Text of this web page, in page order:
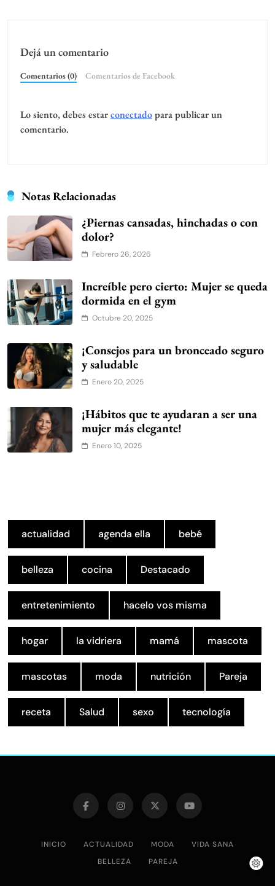
Dejá un comentario
Comentarios (0) Comentarios de Facebook
Lo siento, debes estarconectadopara publicar un
comentario.
Notas Relacionadas
¿Piernas cansadas, hinchadas o con
dolor?
Febrero 26, 2026
Increíble pero cierto: Mujer se queda
dormida en el gym
Octubre 20, 2025
¡Consejos para un bronceado seguro
y saludable
Enero 20, 2025
¡Hábitos que te ayudaran a ser una
mujer más elegante!
Enero 10, 2025
actualidad agenda ella bebé
belleza cocina Destacado
entretenimiento hacelo vos misma
hogar la vidriera mamá mascota
mascotas moda nutrición Pareja
receta Salud sexo tecnología
INICIO ACTUALIDAD MODA
VIDA SANA
BELLEZA
PAREJA